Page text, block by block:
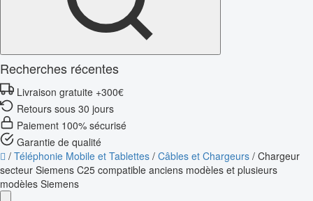
Recherches récentes
Livraison gratuite +300€
Retours sous 30 jours
Paiement 100% sécurisé
Garantie de qualité
/ Téléphonie Mobile et Tablettes / Câbles et Chargeurs / Chargeur
secteur Siemens C25 compatible anciens modèles et plusieurs
modèles Siemens